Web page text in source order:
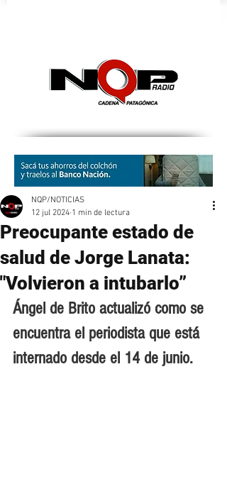
Preocupante estado de
salud de Jorge Lanata:
"Volvieron a intubarlo”
NQP/NOTICIAS
12 jul 2024 1 min de lectura
Ángel de Brito actualizó como se
encuentra el periodista que está
internado desde el 14 de junio.